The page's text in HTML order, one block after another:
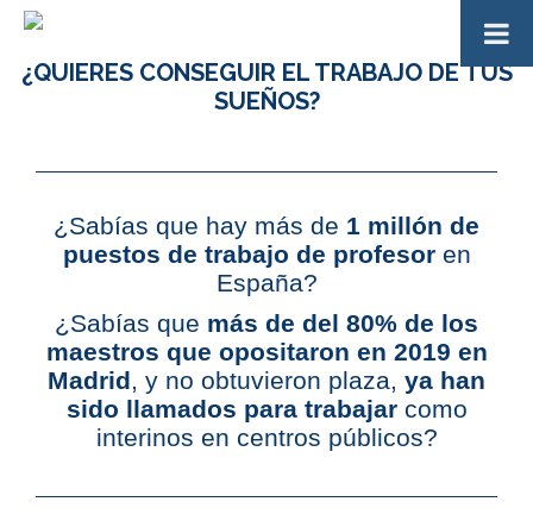
¿QUIERES CONSEGUIR EL TRABAJO DE TUS
SUEÑOS?
¿Sabías que hay más de 1 millón de
puestos de trabajo de profesoren
España?
¿Sabías que más de del 80% de los
maestros que opositaron en 2019 en
Madrid, y no obtuvieron plaza, ya han
sido llamados para trabajarcomo
interinos en centros públicos?